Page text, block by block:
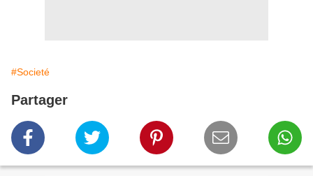
#Societé
Partager